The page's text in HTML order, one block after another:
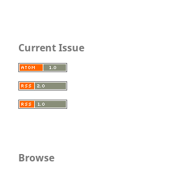
Current Issue
Browse